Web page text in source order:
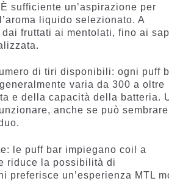
sufficiente un’aspirazione per
liquido selezionato. A
fruttati ai mentolati, fino ai
di tiri disponibili: ogni puff
varia da 300 a oltre
e della capacità della batteria.
anche se può sembrare
le puff bar impiegano coil a
riduce la possibilità di
preferisce un’esperienza MTL